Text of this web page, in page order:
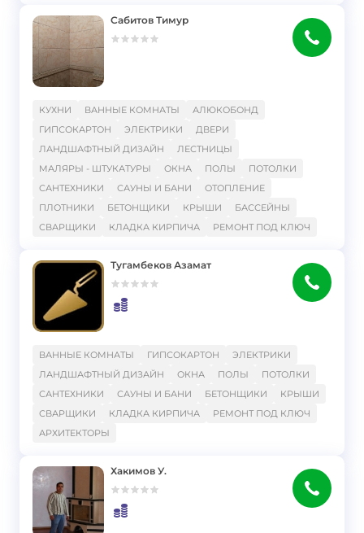
Сабитов Тимур
КУХНИ ВАННЫЕ КОМНАТЫ
АЛЮКОБОНД
ГИПСОКАРТОН
ЭЛЕКТРИКИ
ДВЕРИ
ЛАНДШАФТНЫЙ ДИЗАЙН
ЛЕСТНИЦЫ
МАЛЯРЫ - ШТУКАТУРЫ
ОКНА ПОЛЫ
ПОТОЛКИ
САНТЕХНИКИ
САУНЫ И БАНИ
ОТОПЛЕНИЕ
ПЛОТНИКИ
БЕТОНЩИКИ КРЫШИ
БАССЕЙНЫ
СВАРЩИКИ
КЛАДКА КИРПИЧА РЕМОНТ ПОД КЛЮЧ
Тугамбеков Азамат
ВАННЫЕ КОМНАТЫ ГИПСОКАРТОН
ЭЛЕКТРИКИ
ЛАНДШАФТНЫЙ ДИЗАЙН
ОКНА ПОЛЫ
ПОТОЛКИ
САНТЕХНИКИ
САУНЫ И БАНИ БЕТОНЩИКИ
КРЫШИ
СВАРЩИКИ
КЛАДКА КИРПИЧА
РЕМОНТ ПОД КЛЮЧ
АРХИТЕКТОРЫ
Хакимов У.